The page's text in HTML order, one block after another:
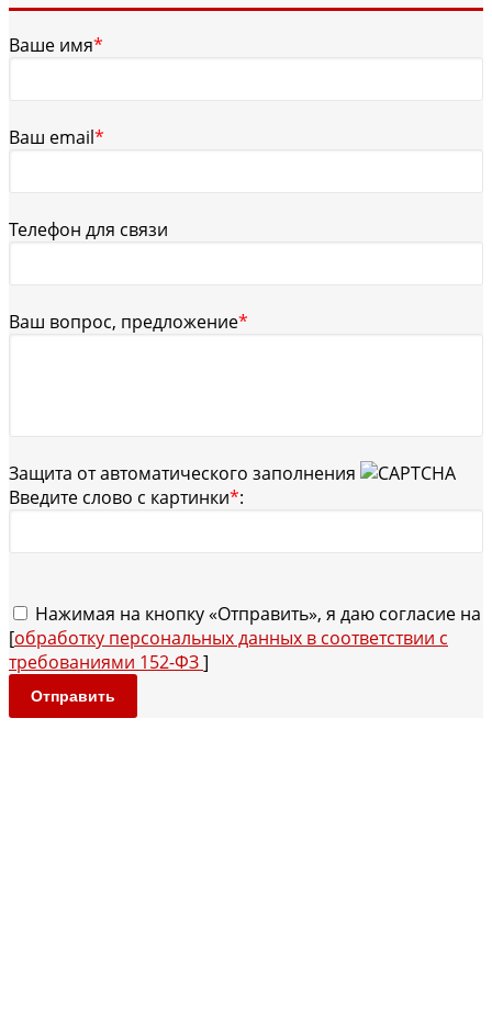
Ваше имя*
Ваш email*
Телефон для связи
Ваш вопрос, предложение*
Защита от автоматического заполнения
Введите слово с картинки*:
Нажимая на кнопку «Отправить», я даю согласие на
[обработку персональных данных в соответствии с
требованиями 152-ФЗ]
Отправить